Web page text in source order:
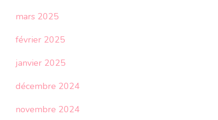
mars 2025
février 2025
janvier 2025
décembre 2024
novembre 2024